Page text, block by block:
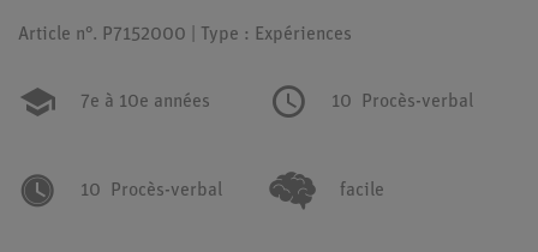
Article n°. P7152000 | Type : Expériences
7e à 10e années 10 Procès-verbal
10 Procès-verbal facile